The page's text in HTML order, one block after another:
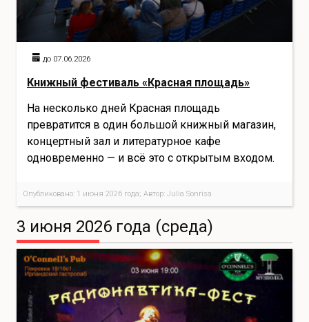
до 07.06.2026
Книжный фестиваль «Красная площадь»
На несколько дней Красная площадь
превратится в один большой книжный магазин,
концертный зал и литературное кафе
одновременно — и всё это с открытым входом.
Опубликовано: 1 июня 2026 года; Автор: Julia Sonrisa
3 июня 2026 года (среда)